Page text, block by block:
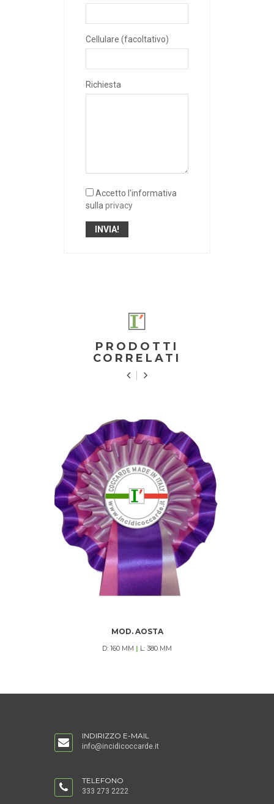
Cellulare (facoltativo)
Richiesta
Accetto l'informativa
sulla privacy
PRODOTTI
CORRELATI
MOD. AOSTA
D: 160 MM | L: 380 MM
INDIRIZZO E-MAIL
info@incidicoccarde.it
TELEFONO
333 273 2222